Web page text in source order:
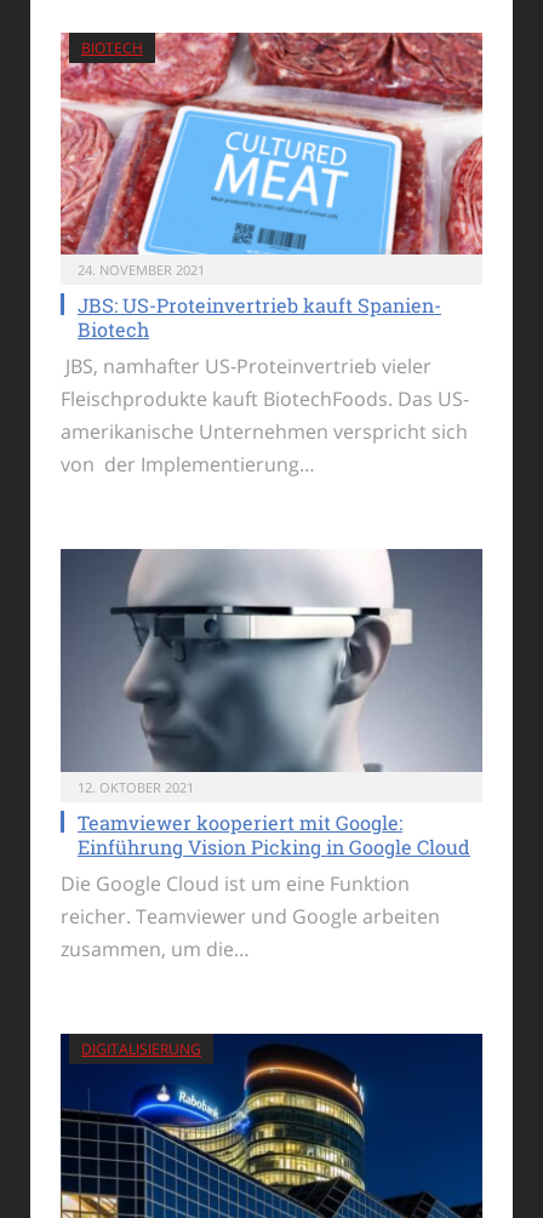
BIOTECH
24. NOVEMBER 2021
JBS: US-Proteinvertrieb kauft Spanien-
Biotech
JBS, namhafter US-Proteinvertrieb vieler
Fleischprodukte kauft BiotechFoods. Das US-
amerikanische Unternehmen verspricht sich
von der Implementierung…
12. OKTOBER 2021
Teamviewer kooperiert mit Google:
Einführung Vision Picking in Google Cloud
Die Google Cloud ist um eine Funktion
reicher. Teamviewer und Google arbeiten
zusammen, um die…
DIGITALISIERUNG